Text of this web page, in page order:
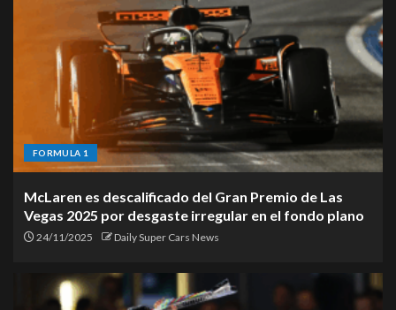
FORMULA 1
McLaren es descalificado del Gran Premio de Las
Vegas 2025 por desgaste irregular en el fondo plano
24/11/2025 Daily Super Cars News